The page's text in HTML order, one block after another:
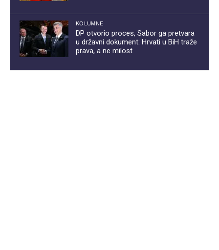
KOLUMNE
DP otvorio proces, Sabor ga pretvara
u državni dokument: Hrvati u BiH traže
prava, a ne milost